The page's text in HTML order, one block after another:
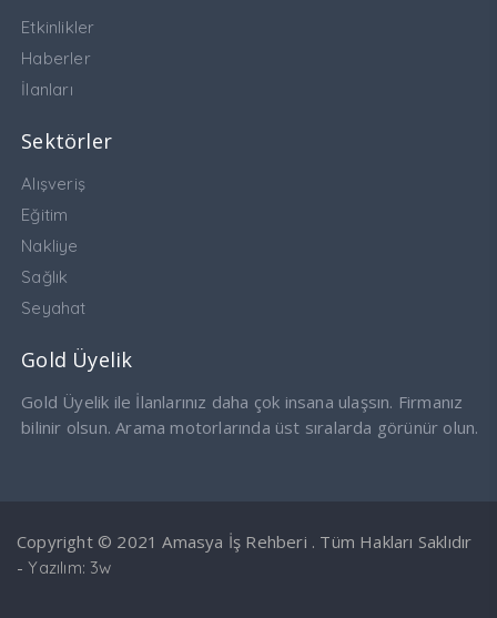
Etkinlikler
Haberler
İlanları
Sektörler
Alışveriş
Eğitim
Nakliye
Sağlık
Seyahat
Gold Üyelik
Gold Üyelik ile İlanlarınız daha çok insana ulaşsın. Firmanız
bilinir olsun. Arama motorlarında üst sıralarda görünür olun.
Copyright © 2021 Amasya İş Rehberi . Tüm Hakları Saklıdır
-Yazılım: 3w